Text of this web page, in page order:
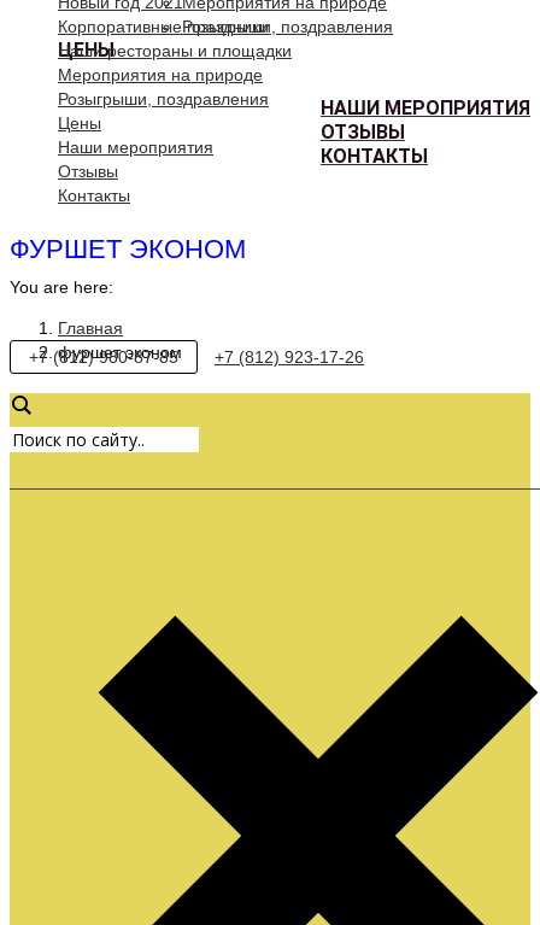
Розыгрыши, поздравления
ЦЕНЫ
НАШИ МЕРОПРИЯТИЯ
ОТЗЫВЫ
КОНТАКТЫ
Корпоративные праздники
Наши рестораны и площадки
Мероприятия на природе
Розыгрыши, поздравления
Цены
Наши мероприятия
Отзывы
Контакты
ФУРШЕТ ЭКОНОМ
You are here:
Главная
фуршет эконом
+7 (812) 980-87-85 +7 (812) 923-17-26